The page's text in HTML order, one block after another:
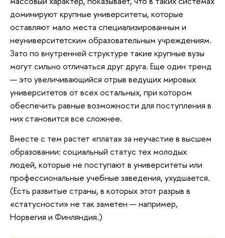
доминируют крупные университеты, которые
оставляют мало места специализированным и
неуниверситетским образовательным учреждениям.
Зато по внутренней структуре такие крупные вузы
могут сильно отличаться друг друга. Еще один тренд
— это увеличивающийся отрыв ведущих мировых
университетов от всех остальных, при котором
обеспечить равные возможности для поступления в
них становится все сложнее.
Вместе с тем растет «плата» за неучастие в высшем
образовании: социальный статус тех молодых
людей, которые не поступают в университеты или
профессиональные учебные заведения, ухудшается.
(Есть развитые страны, в которых этот разрыв в
«статусности» не так заметен — например,
Норвегия и Финляндия.)